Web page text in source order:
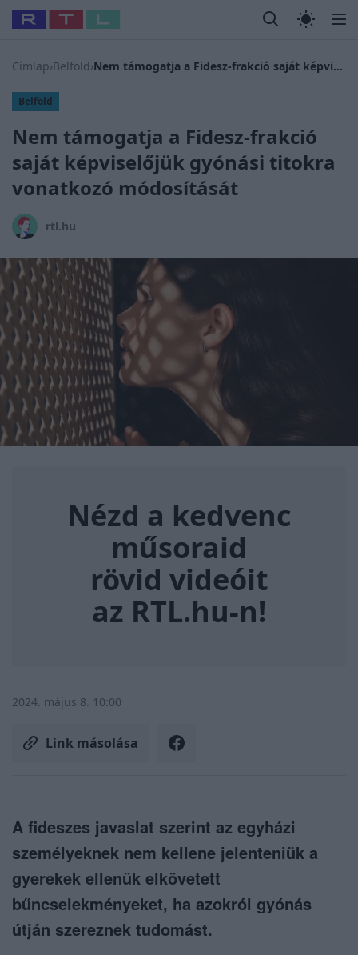
Legfrissebb RTL Híradó Randi Celeb
Babits Marcella Most Wanted #Gallusz
Címlap›Belföld› Nem támogatja a Fidesz-frakció saját képviselőjük gyónási titokra vonatkozó módosítását
Belföld
Nem támogatja a Fidesz-frakció
saját képviselőjük gyónási titokra
vonatkozó módosítását
rtl.hu
Nézd a kedvenc
műsoraid
rövid videóit
az RTL.hu-n!
2024. május 8. 10:00
Link másolása
A fideszes javaslat szerint az egyházi
személyeknek nem kellene jelenteniük a
gyerekek ellenük elkövetett
bűncselekményeket, ha azokról gyónás
útján szereznek tudomást.